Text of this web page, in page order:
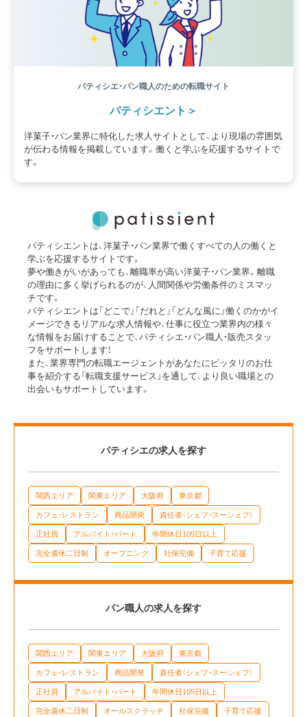
パティシエ・パン職人のための転職サイト
パティシエント
洋菓子・パン業界に特化した求人サイトとして、より現場の雰囲気
が伝わる情報を掲載しています。働くと学ぶを応援するサイトで
す。
パティシエントは、洋菓子・パン業界で働くすべての人の働くと
学ぶを応援するサイトです。
夢や働きがいがあっても、離職率が高い洋菓子・パン業界。離職
の理由に多く挙げられるのが、人間関係や労働条件のミスマッ
チです。
パティシエントは「どこで」「だれと」「どんな風に」働くのかがイ
メージできるリアルな求人情報や、仕事に役立つ業界内の様々
な情報をお届けすることで、パティシエ・パン職人・販売スタッ
フをサポートします！
また、業界専門の転職エージェントがあなたにピッタリのお仕
事を紹介する「転職支援サービス」を通して、より良い職場との
出会いもサポートしています。
パティシエの求人を探す
関西エリア 関東エリア 大阪府 東京都
カフェ・レストラン 商品開発 責任者（シェフ・スーシェフ）
正社員 アルバイト・パート 年間休日105日以上
完全週休二日制 オープニング 社保完備 子育て応援
パン職人の求人を探す
関西エリア 関東エリア 大阪府 東京都
カフェ・レストラン 商品開発 責任者（シェフ・スーシェフ）
正社員 アルバイト・パート 年間休日105日以上
完全週休二日制 オールスクラッチ 社保完備 子育て応援